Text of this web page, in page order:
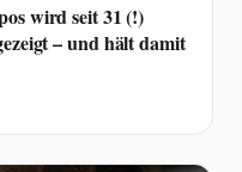
wird seit 31 (!)
– und hält damit